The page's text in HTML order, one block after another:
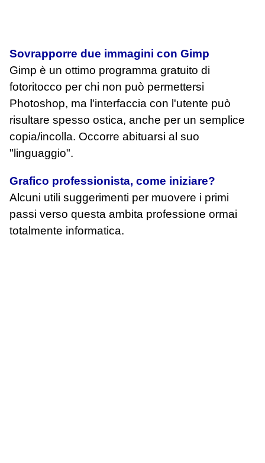
Sovrapporre due immagini con Gimp
Gimp è un ottimo programma gratuito di
fotoritocco per chi non può permettersi
Photoshop, ma l'interfaccia con l'utente può
risultare spesso ostica, anche per un semplice
copia/incolla. Occorre abituarsi al suo
"linguaggio".
Grafico professionista, come iniziare?
Alcuni utili suggerimenti per muovere i primi
passi verso questa ambita professione ormai
totalmente informatica.